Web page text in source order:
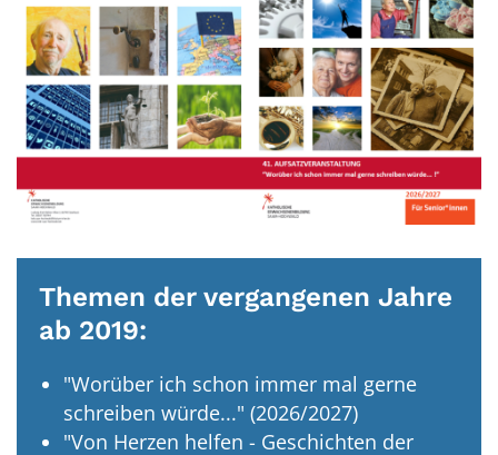
Themen der vergangenen Jahre
ab 2019:
"Worüber ich schon immer mal gerne
schreiben würde..." (2026/2027)
"Von Herzen helfen - Geschichten der